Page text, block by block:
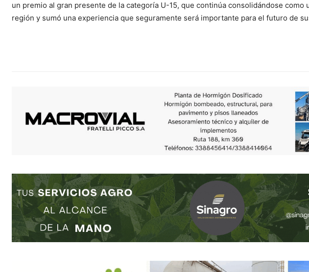
un premio al gran presente de la categoría U-15, que continúa consolidándose como
región y sumó una experiencia que seguramente será importante para el futuro de